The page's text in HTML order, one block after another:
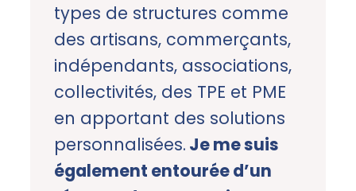
types de structures comme
des artisans, commerçants,
indépendants, associations,
collectivités, des TPE et PME
en apportant des solutions
personnalisées. Je me suis
également entourée d’un